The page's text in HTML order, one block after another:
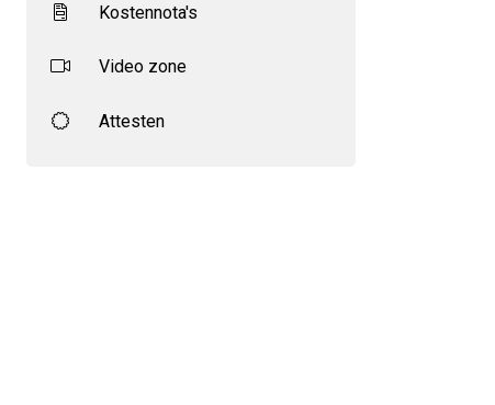
Kostennota's
Video zone
Attesten